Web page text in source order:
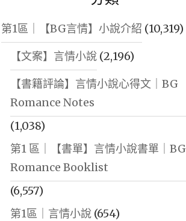
第1區｜【BG言情】小說介紹 (10,319)
【文案】言情小說(2,196)
【書籍評論】言情小說心得文｜BG
Romance Notes
(1,038)
第1 區｜【書單】言情小說書單｜BG
Romance Booklist
(6,557)
第1區｜言情小說(654)